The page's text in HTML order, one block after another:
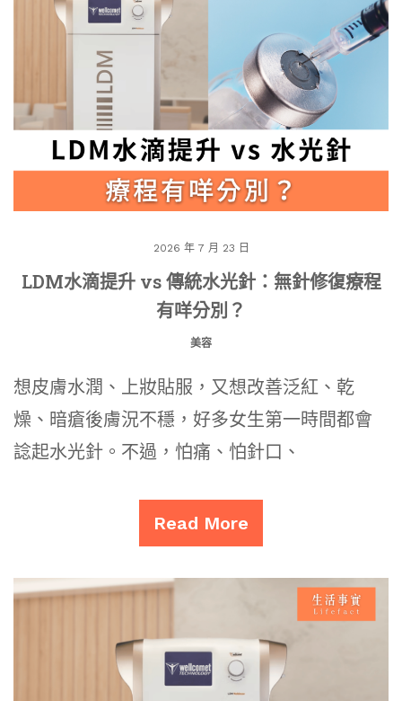
2026 年 7 月 23 日
LDM水滴提升 vs 傳統水光針：無針修復療程
有咩分別？
美容
想皮膚水潤、上妝貼服，又想改善泛紅、乾
燥、暗瘡後膚況不穩，好多女生第一時間都會
諗起水光針。不過，怕痛、怕針口、
Read More